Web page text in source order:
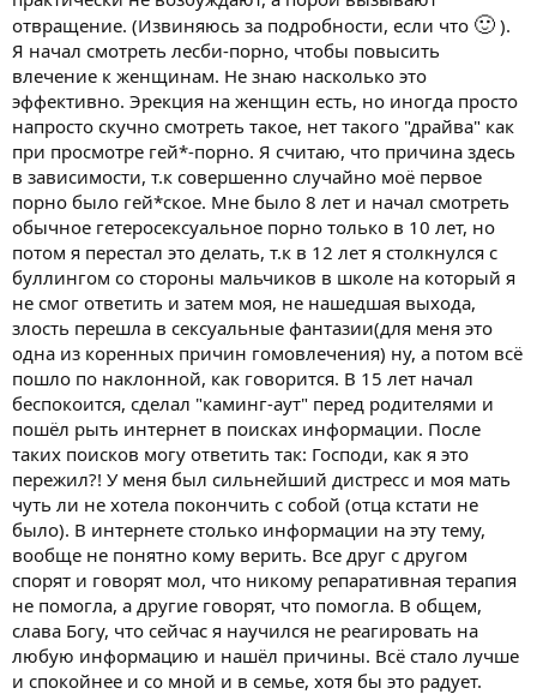
Найти и убрать причины, по возможности.
И некоторое время - прожить интересной жизнью - чтобы
перестать нуждаться в фантазиях о дружбе, поддержке, любви,.
А тут лучше подробнее...
Есть подозрение, что эта пустота - имеет некую ..структуру,
причины, механизмы - которые желательно увидеть ,понять.
отвращение. (Извиняюсь за подробности, если что 🙂 ).
Я начал смотреть лесби-порно, чтобы повысить
влечение к женщинам. Не знаю насколько это
эффективно. Эрекция на женщин есть, но иногда просто
напросто скучно смотреть такое, нет такого "драйва" как
при просмотре гей*-порно. Я считаю, что причина здесь
в зависимости, т.к совершенно случайно моё первое
порно было гей*ское. Мне было 8 лет и начал смотреть
обычное гетеросексуальное порно только в 10 лет, но
потом я перестал это делать, т.к в 12 лет я столкнулся с
буллингом со стороны мальчиков в школе на который я
не смог ответить и затем моя, не нашедшая выхода,
злость перешла в сексуальные фантазии(для меня это
одна из коренных причин гомовлечения) ну, а потом всё
пошло по наклонной, как говорится. В 15 лет начал
беспокоится, сделал "каминг-аут" перед родителями и
пошёл рыть интернет в поисках информации. После
таких поисков могу ответить так: Господи, как я это
пережил?! У меня был сильнейший дистресс и моя мать
чуть ли не хотела покончить с собой (отца кстати не
было). В интернете столько информации на эту тему,
вообще не понятно кому верить. Все друг с другом
спорят и говорят мол, что никому репаративная терапия
не помогла, а другие говорят, что помогла. В общем,
слава Богу, что сейчас я научился не реагировать на
любую информацию и нашёл причины. Всё стало лучше
и спокойнее и со мной и в семье, хотя бы это радует.